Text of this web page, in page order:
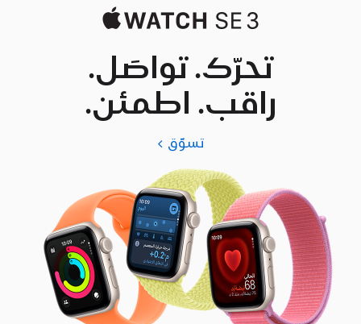
تحرّك. تواصَل.
راقب. اطمئن.
تسوّق Apple
SE
3